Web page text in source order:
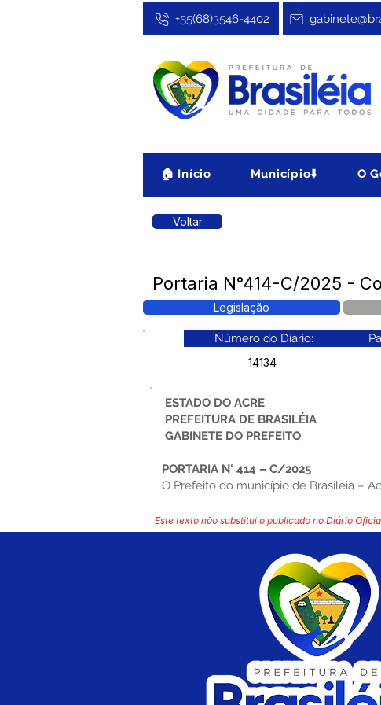
+55(68)3546-4402
🏠 Início Município⬇️ O
Voltar
Portaria N°414-C/2025 -
Legislação
Número do Diário:
14134
ESTADO DO ACRE
PREFEITURA DE BRASILÉIA
GABINETE DO PREFEITO
PORTARIA N° 414 – C/2025
O Prefeito do município de Brasileia –
Este texto não substitui o publicado no Diário